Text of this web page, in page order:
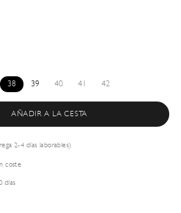
38 39 40 41 42
AÑADIR A LA CESTA
2-4 días laborables)
coste
días